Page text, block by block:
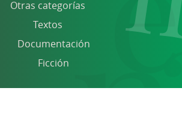
Otras categorías
Textos
Documentación
Ficción